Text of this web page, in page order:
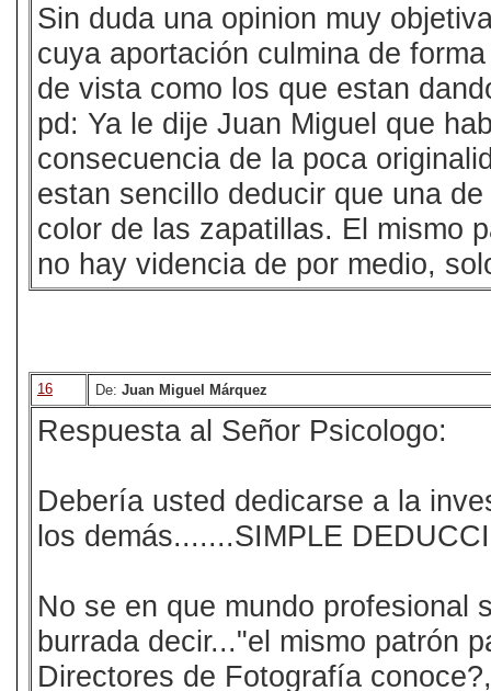
Sin duda una opinion muy
cuya aportación culmina de
de vista como los que estan
pd: Ya le dije Juan Miguel que
consecuencia de la poca
estan sencillo deducir que una
color de las zapatillas. El mismo
no hay videncia de por medio,
16 De: Juan Miguel Márquez
Respuesta al Señor Psicologo:
Debería usted dedicarse a la
los demás.......SIMPLE
No se en que mundo profesional
burrada decir..."el mismo patrón
Directores de Fotografía